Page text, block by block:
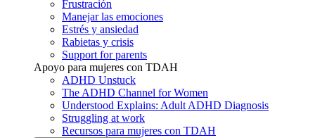
Frustración
Manejar las emociones
Estrés y ansiedad
Rabietas y crisis
Support for parents
Apoyo para mujeres con TDAH
ADHD Unstuck
The ADHD Channel for Women
Understood Explains: Adult ADHD Diagnosis
Struggling at work
Recursos para mujeres con TDAH